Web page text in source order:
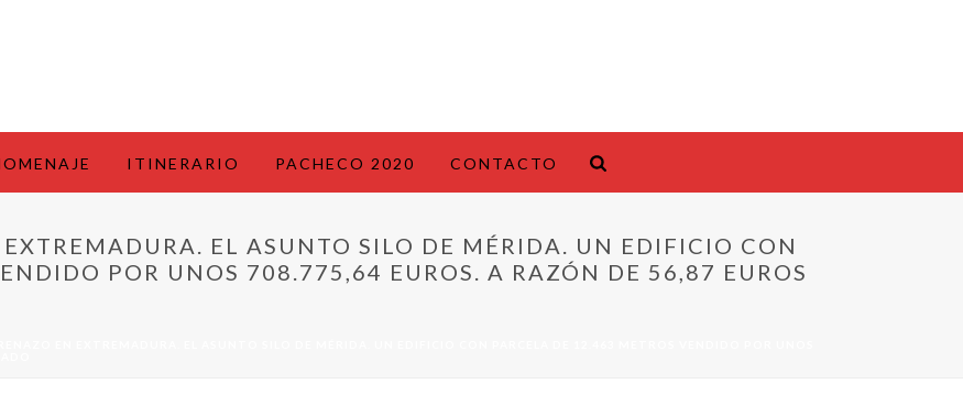
ITINERARIO PACHECO 2020 CONTACTO
EL ASUNTO SILO DE MÉRIDA. UN EDIFICIO CON
POR UNOS 708.775,64 EUROS. A RAZÓN DE 56,87 EUROS